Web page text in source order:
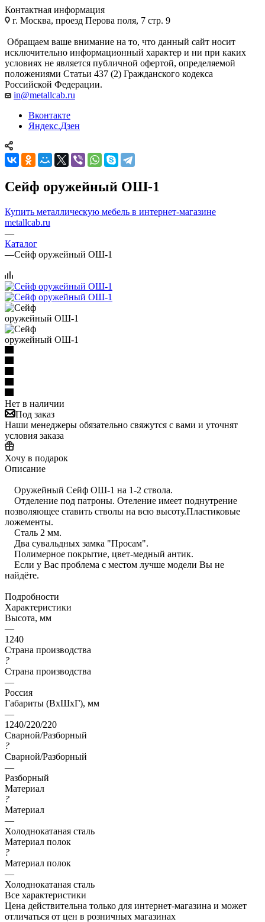
Контактная информация
г. Москва, проезд Перова поля, 7 стр. 9
Обращаем ваше внимание на то, что данный сайт носит
исключительно информационный характер и ни при каких
условиях не является публичной офертой, определяемой
положениями Статьи 437 (2) Гражданского кодекса
Российской Федерации.
in@metallcab.ru
Вконтакте
Яндекс.Дзен
Сейф оружейный ОШ-1
Купить металлическую мебель в интернет-магазине
metallcab.ru
—
Каталог
—Сейф оружейный ОШ-1
Нет в наличии
Под заказ
Наши менеджеры обязательно свяжутся с вами и уточнят
условия заказа
Хочу в подарок
Описание
Оружейный Сейф ОШ-1 на 1-2 ствола.
Отделение под патроны. Отеление имеет поднутрение
позволяющее ставить стволы на всю высоту.Пластиковые
ложементы.
Сталь 2 мм.
Два сувальдных замка "Просам".
Полимерное покрытие, цвет-медный антик.
Если у Вас проблема с местом лучше модели Вы не
найдёте.
Подробности
Характеристики
Высота, мм
—
1240
Страна производства
?
Страна производства
—
Россия
Габариты (ВхШхГ), мм
—
1240/220/220
Сварной/Разборный
?
Сварной/Разборный
—
Разборный
Материал
?
Материал
—
Холоднокатаная сталь
Материал полок
?
Материал полок
—
Холоднокатаная сталь
Все характеристики
Цена действительна только для интернет-магазина и может
отличаться от цен в розничных магазинах